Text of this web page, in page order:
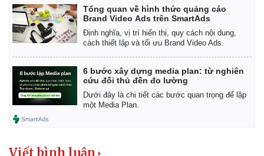
Tổng quan về hình thức quảng cáo
Brand Video Ads trên SmartAds
Định nghĩa, vị trí hiển thị, quy cách nội dung,
cách thiết lập và tối ưu Brand Video Ads.
6 bước xây dựng media plan: từ nghiên
cứu đối thủ đến đo lường
Dưới đây là chi tiết các bước quan trọng để lập
một Media Plan.
Viết bình luận